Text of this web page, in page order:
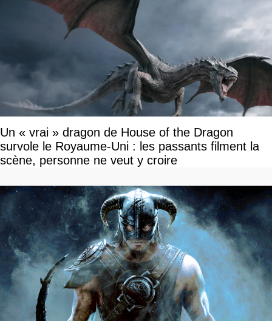
Un « vrai » dragon de House of the Dragon
survole le Royaume-Uni : les passants filment la
scène, personne ne veut y croire